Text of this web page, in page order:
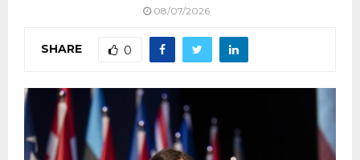
08/07/2026
SHARE 0